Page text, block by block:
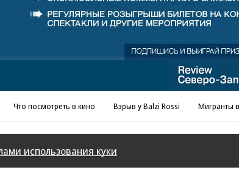
Что посмотреть в кино Взрыв у Balzi Rossi Мигранты
использования куки